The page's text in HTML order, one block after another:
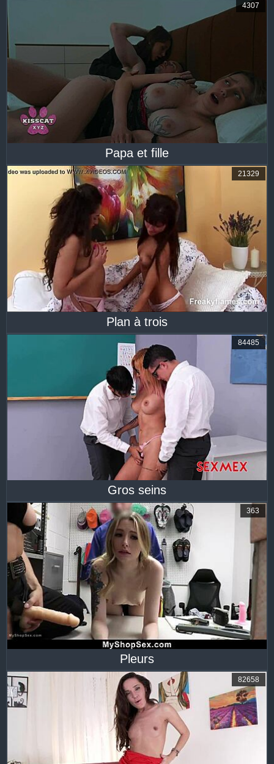
4307
Papa et fille
21329
Plan à trois
84485
Gros seins
363
Pleurs
82658